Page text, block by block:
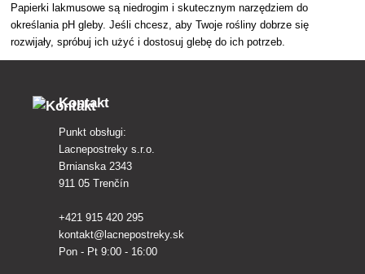
Papierki lakmusowe są niedrogim i skutecznym narzędziem do
określania pH gleby. Jeśli chcesz, aby Twoje rośliny dobrze się
rozwijały, spróbuj ich użyć i dostosuj glebę do ich potrzeb.
Kontakt
Punkt obsługi:
Lacnepostreky s.r.o.
Brnianska 2343
911 05 Trenčín
+421 915 420 295
kontakt@lacnepostreky.sk
Pon - Pt 9:00 - 16:00